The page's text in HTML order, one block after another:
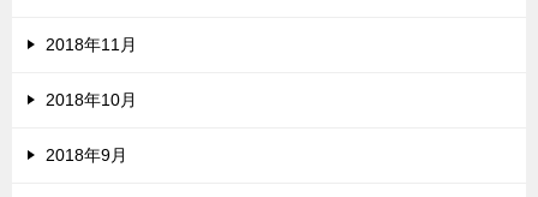
2018年11月
2018年10月
2018年9月